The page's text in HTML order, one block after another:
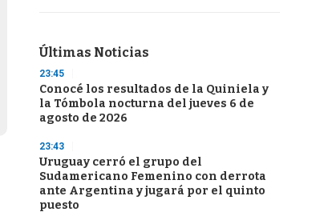
Últimas Noticias
23:45
Conocé los resultados de la Quiniela y
la Tómbola nocturna del jueves 6 de
agosto de 2026
23:43
Uruguay cerró el grupo del
Sudamericano Femenino con derrota
ante Argentina y jugará por el quinto
puesto